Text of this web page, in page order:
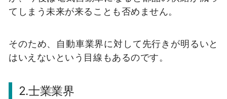
てしまう未来が来ることも否めません。
そのため、自動車業界に対して先行きが明るいと
はいえないという目線もあるのです。
2.士業業界